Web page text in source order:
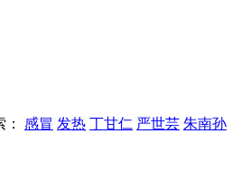
： 感冒 发热 丁甘仁 严世芸 朱南孙